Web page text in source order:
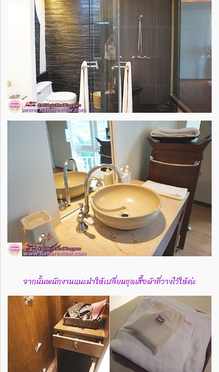
จากนั้นพนักงานแนะนำให้เปลี่ยนชุดเสื้อผ้าที่วางไว้ให้ค่ะ